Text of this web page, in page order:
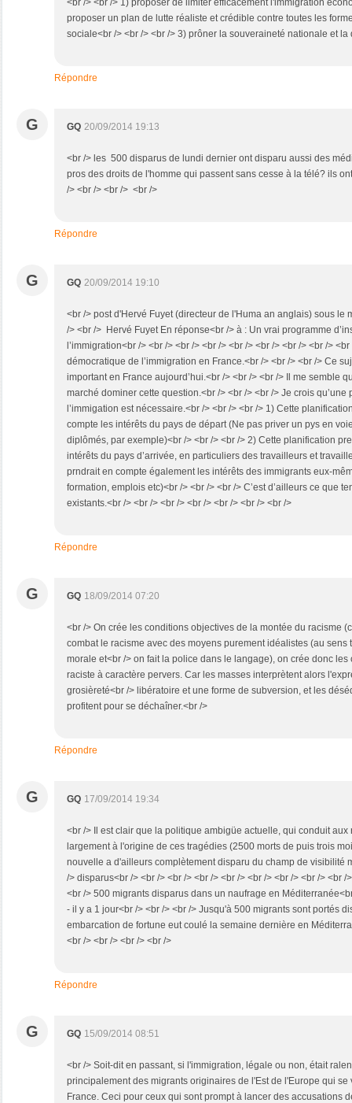
<br /> <br /> 1) proposer de limiter efficacement l'immigration
proposer un plan de lutte réaliste et crédible contre toutes les
sociale<br /> <br /> <br /> 3) prôner la souveraineté nationale et
Répondre
G GQ 20/09/2014 19:13
<br /> les 500 disparus de lundi dernier ont disparu aussi des
pros des droits de l'homme qui passent sans cesse à la télé? ils
/> <br /> <br /> <br />
Répondre
G GQ 20/09/2014 19:10
<br /> post d'Hervé Fuyet (directeur de l'Huma an anglais) sous le
/> <br /> Hervé Fuyet En réponse<br /> à : Un vrai programme
l’immigration<br /> <br /> <br /> <br /> <br /> <br /> <br /> <br />
démocratique de l’immigration en France.<br /> <br /> <br /> Ce
important en France aujourd’hui.<br /> <br /> <br /> Il me semble
marché dominer cette question.<br /> <br /> <br /> Je crois
l’immigation est nécessaire.<br /> <br /> <br /> 1) Cette
compte les intérêts du pays de départ (Ne pas priver un pys en
diplômés, par exemple)<br /> <br /> <br /> 2) Cette planification
intérêts du pays d’arrivée, en particuliers des travailleurs et
prndrait en compte également les intérêts des immigrants eux-
formation, emplois etc)<br /> <br /> <br /> C’est d’ailleurs ce que
existants.<br /> <br /> <br /> <br /> <br /> <br /> <br />
Répondre
G GQ 18/09/2014 07:20
<br /> On crée les conditions objectives de la montée du racisme
combat le racisme avec des moyens purement idéalistes (au sens
morale et<br /> on fait la police dans le langage), on crée donc
raciste à caractère pervers. Car les masses interprètent alors
grosièreté<br /> libératoire et une forme de subversion, et les
profitent pour se déchaîner.<br />
Répondre
G GQ 17/09/2014 19:34
<br /> Il est clair que la politique ambigüe actuelle, qui conduit
largement à l'origine de ces tragédies (2500 morts de puis trois
nouvelle a d'ailleurs complètement disparu du champ de visibilité
/> disparus<br /> <br /> <br /> <br /> <br /> <br /> <br /> <br /> <br /
<br /> 500 migrants disparus dans un naufrage en
‎- il y a 1 jour<br /> <br /> <br /> Jusqu'à 500 migrants sont portés
embarcation de fortune eut coulé la semaine dernière en
<br /> <br /> <br /> <br />
Répondre
G GQ 15/09/2014 08:51
<br /> Soit-dit en passant, si l'immigration, légale ou non, était
principalement des migrants originaires de l'Est de l'Europe qui se
France. Ceci pour ceux qui sont prompt à lancer des accusations